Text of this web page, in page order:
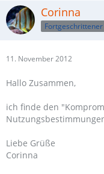
Corinna
Fortgeschrittener
11. November 2012
Hallo Zusammen,
ich finde den
Liebe Grüße
Corinna